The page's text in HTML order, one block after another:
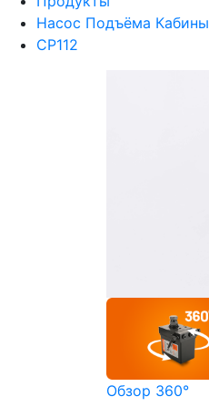
Насос Подъёма Кабины
CP112
Обзор 360°